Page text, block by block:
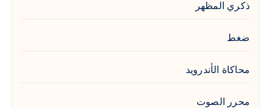
ذكري المظهر
ضغط
محاكاة الأندرويد
محرر الصوت